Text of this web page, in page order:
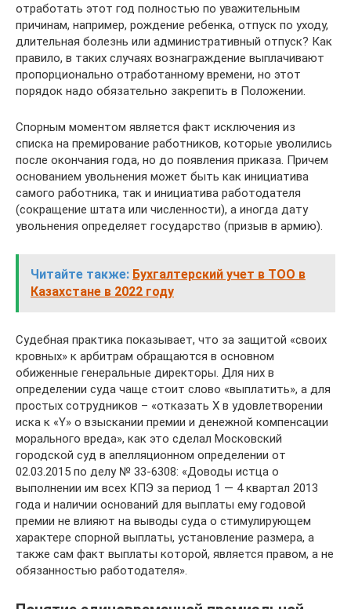
отработать этот год полностью по уважительным
причинам, например, рождение ребенка, отпуск по уходу,
длительная болезнь или административный отпуск? Как
правило, в таких случаях вознаграждение выплачивают
пропорционально отработанному времени, но этот
порядок надо обязательно закрепить в Положении.
Спорным моментом является факт исключения из
списка на премирование работников, которые уволились
после окончания года, но до появления приказа. Причем
основанием увольнения может быть как инициатива
самого работника, так и инициатива работодателя
(сокращение штата или численности), а иногда дату
увольнения определяет государство (призыв в армию).
Читайте также: Бухгалтерский учет в ТОО в
Казахстане в 2022 году
Судебная практика показывает, что за защитой «своих
кровных» к арбитрам обращаются в основном
обиженные генеральные директоры. Для них в
определении суда чаще стоит слово «выплатить», а для
простых сотрудников – «отказать Х в удовлетворении
иска к «Y» о взыскании премии и денежной компенсации
морального вреда», как это сделал Московский
городской суд в апелляционном определении от
02.03.2015 по делу № 33-6308: «Доводы истца о
выполнении им всех КПЭ за период 1 — 4 квартал 2013
года и наличии оснований для выплаты ему годовой
премии не влияют на выводы суда о стимулирующем
характере спорной выплаты, установление размера, а
также сам факт выплаты которой, является правом, а не
обязанностью работодателя».